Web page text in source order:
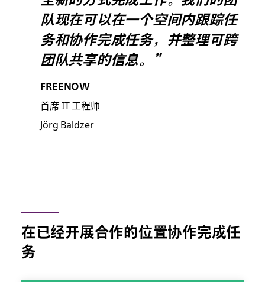
队现在可以在一个空间内跟踪任
务和协作完成任务，并整理可跨
团队共享的信息。”
FREENOW
首席 IT 工程师
Jörg Baldzer
在已经开展合作的位置协作完成任
务